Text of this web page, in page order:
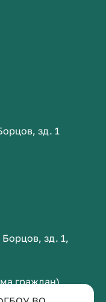
зд. 1
зд. 1,
граждан)